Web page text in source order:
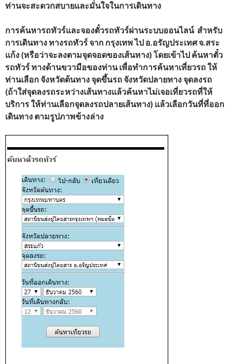
ท่านจะสะดวกสบายและมั่นใจในการเดินทาง
การค้นหารถทัวร์และจองตั๋วรถทัวร์ผ่านระบบออนไลน์ สำหรับ
การเดินทาง ทางรถทัวร์ จาก กรุงเทพ ไป อ.อรัญประเทศ จ.สระ
แก้ง (หรือว่าจะลงตามจุดจอดของเส้นทาง) โดยเข้าไป ค้นหาตั๋ว
รถทัวร์ ทางด้านขวามือของท่าน เพื่อทำการค้นหาเที่ยวรถ ให้
ท่านเลือก จังหวัดต้นทาง จุดขึ้นรถ จังหวัดปลายทาง จุดลงรถ
(ถ้าใส่จุดลงรถระหว่างเส้นทางแล้วค้นหาไม่เจอเที่ยวรถที่ให้
บริการ ให้ท่านเลือกจุดลงรถปลายเส้นทาง) แล้วเลือกวันที่ที่ออก
เดินทาง ตามรูปภาพข้างล่าง